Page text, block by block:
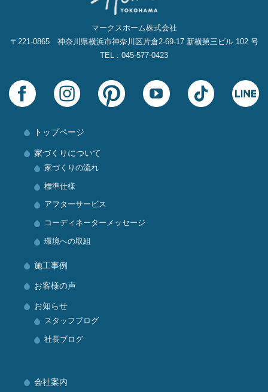
マークスホーム株式会社
〒221-0865 神奈川県横浜市神奈川区片倉2‐69‐17 新横第三ビル 102 号
TEL : 045-577-0423
トップページ
家づくりについて
家づくりの流れ
標準仕様
アフターサービス
コーディネーターメッセージ
環境への取組
施工事例
お客様の声
お知らせ
スタッフブログ
社長ブログ
会社案内